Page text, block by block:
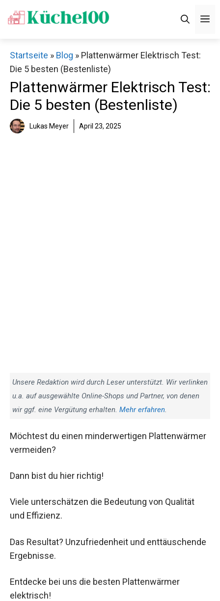
Inhalt
Startseite » Blog » Plattenwärmer Elektrisch Test:
Die 5 besten (Bestenliste)
Plattenwärmer Elektrisch Test:
Die 5 besten (Bestenliste)
Lukas Meyer April 23, 2025
Unsere Redaktion wird durch Leser unterstützt. Wir verlinken
u.a. auf ausgewählte Online-Shops und Partner, von denen
wir ggf. eine Vergütung erhalten. Mehr erfahren.
Möchtest du einen minderwertigen Plattenwärmer
vermeiden?
Dann bist du hier richtig!
Viele unterschätzen die Bedeutung von Qualität
und Effizienz.
Das Resultat? Unzufriedenheit und enttäuschende
Ergebnisse.
Entdecke bei uns die besten Plattenwärmer
elektrisch!